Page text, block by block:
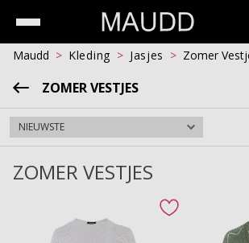
Maudd Kleding Jasjes Zomer
ZOMER VESTJES
ZOMER VESTJES
favorite